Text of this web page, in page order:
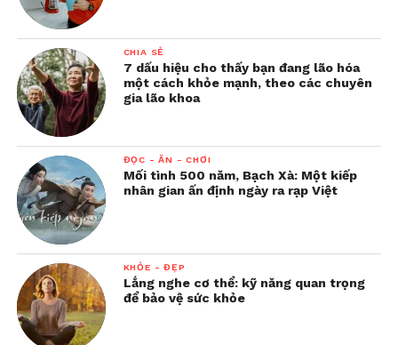
CHIA SẺ
7 dấu hiệu cho thấy bạn đang lão hóa
một cách khỏe mạnh, theo các chuyên
gia lão khoa
ĐỌC - ĂN - CHƠI
Mối tình 500 năm, Bạch Xà: Một kiếp
nhân gian ấn định ngày ra rạp Việt
KHỎE - ĐẸP
Lắng nghe cơ thể: kỹ năng quan trọng
để bảo vệ sức khỏe